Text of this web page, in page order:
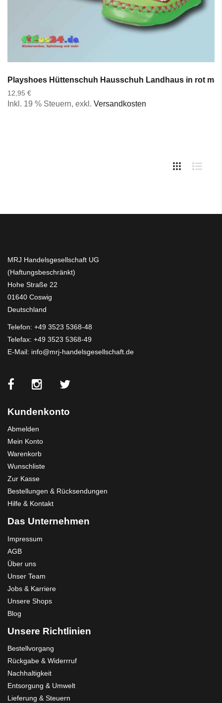
Playshoes Hüttenschuh Hausschuh Landhaus in rot
12,95 €
Inkl. 19 % Steuern, exkl. Versandkosten
MRJ Handelsgesellschaft UG
(Haftungsbeschränkt)
Hohe Straße 22
01640 Coswig
Deutschland
Telefon: +49 3523 5368-48
Telefax: +49 3523 5368-49
E-Mail: info@mrj-handelsgesellschaft.de
Kundenkonto
Abmelden
Mein Konto
Warenkorb
Wunschliste
Zur Kasse
Bestellungen & Rücksendungen
Hilfe & Kontakt
Das Unternehmen
Impressum
AGB
Über uns
Unser Team
Jobs & Karriere
Unsere Shops
Blog
Unsere Richtlinien
Bestellvorgang
Rückgabe & Widerrruf
Nachhaltigkeit
Entsorgung & Umwelt
Lieferung & Steuern